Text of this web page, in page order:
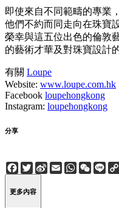
即使來自不同範疇的專業
他們不約而同走向在珠寶
榮幸與這五位出色的倫敦
的藝術才華及對珠寶設計
有關 Loupe
Website: www.loupe.com.hk
Facebook loupehongkong
Instagram: loupehongkong
分享
Facebook
Twitter
Sina
Weibo
EmailWhatsApp
更多內容